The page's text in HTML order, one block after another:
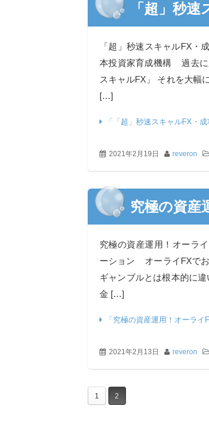
「超」秒
「超」秒速スキャルFX・
本投資家育成機構 過去に
スキャルFX」 それを大幅
[…]
「「超」秒速スキャルFX・
2021年2月19日 reveron
究極の資産
究極の資産運用！オーラ
ーション オーライFXでお
ギャンブルとは根本的に
金 […]
「究極の資産運用！オーライ
2021年2月13日 reveron
1 2